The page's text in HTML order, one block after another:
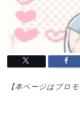
【本ページはプロモ